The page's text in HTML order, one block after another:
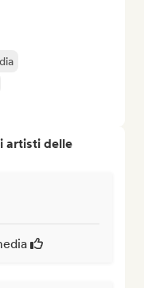
artisti delle